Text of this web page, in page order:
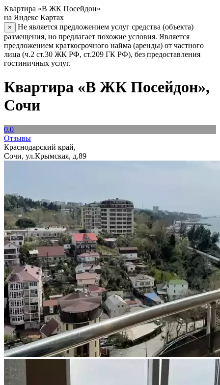
Квартира «В ЖК Посейдон»
на Яндекс Картах
×
Не является предложением услуг средства (объекта)
размещения, но предлагает похожие условия. Является
предложением краткосрочного найма (аренды) от частного
лица (ч.2 ст.30 ЖК РФ, ст.209 ГК РФ), без предоставления
гостиничных услуг.
Квартира «В ЖК Посейдон»,
Сочи
0.0
Отзывы
Краснодарский край,
Сочи, ул.Крымская, д.89